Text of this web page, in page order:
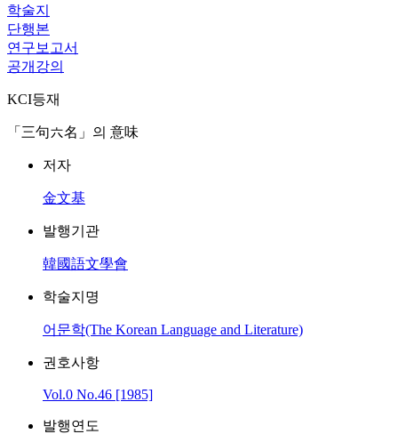
학술지
단행본
연구보고서
공개강의
KCI등재
「三句六名」의 意味
저자
金文基
발행기관
韓國語文學會
학술지명
어문학(The Korean Language and Literature)
권호사항
Vol.0 No.46 [1985]
발행연도